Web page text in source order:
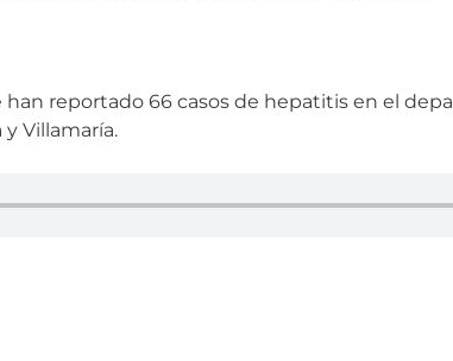
reportado 66 casos de hepatitis en el
Villamaría.